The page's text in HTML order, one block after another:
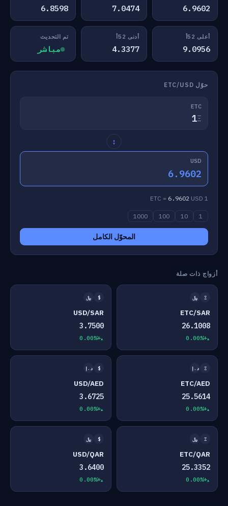
6.9602
7.0474
6.8598
أعلى 52أ
9.0956
أدنى 52أ
4.3377
تم التحديث
مباشر
حوّل ETC/USD
ETC
Ξ
↕
USD
6.9602
1 ETC =
6.9602 USD
1
10
100
1000
المحوّل الكامل
أزواج ذات صلة
Ξ ﷼
ETC/SAR
26.1008
+0.00%
$ ﷼
USD/SAR
3.7500
+0.00%
Ξ د.إ
ETC/AED
25.5614
+0.00%
$ د.إ
USD/AED
3.6725
+0.00%
Ξ ﷼
ETC/QAR
25.3352
+0.00%
$ ﷼
USD/QAR
3.6400
+0.00%